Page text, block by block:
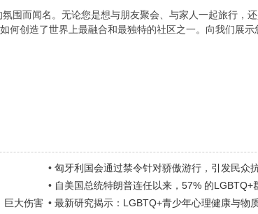
围而闻名。无论您是想与朋友聚会、与家人一起旅行，
何创造了世界上最融合和最独特的社区之一。向我们展
• 匈牙利国会通过禁令针对骄傲游行，引发民众
• 自美国总统特朗普连任以来，57% 的LGBTQ+
巨大伤害 • 最新研究揭示：LGBTQ+青少年心理健康与物